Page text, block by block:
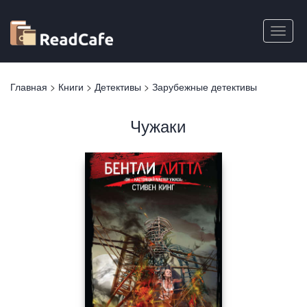
основному
содержанию
Toggle
Вы
Главная > Книги > Детективы > Зарубежные детективы
Чужаки